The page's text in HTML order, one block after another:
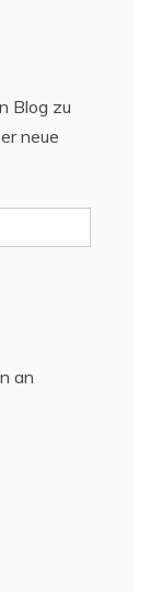
Blog zu
neue
an